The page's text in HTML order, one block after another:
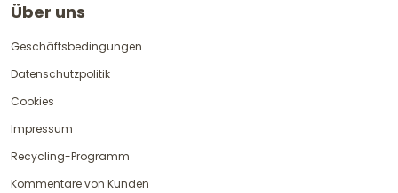
Über uns
Geschäftsbedingungen
Datenschutzpolitik
Cookies
Impressum
Recycling-Programm
Kommentare von Kunden